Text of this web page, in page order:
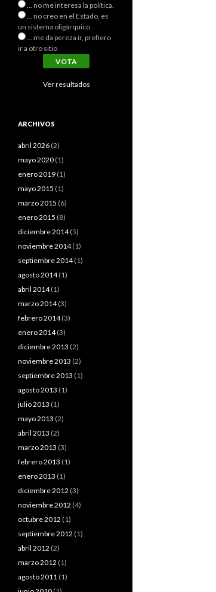
... no me interesa la política.
... no creo en el Estado, es
un sistema oligárquico.
... me da pereza ir, prefiero
ir a otro sitio
Ver resultados
ARCHIVOS
abril 2026 (2)
mayo 2020 (1)
enero 2019 (1)
mayo 2015 (1)
marzo 2015 (6)
enero 2015 (8)
diciembre 2014(5)
noviembre 2014(1)
septiembre 2014(1)
agosto 2014(1)
abril 2014(1)
marzo 2014(3)
febrero 2014(3)
enero 2014(3)
diciembre 2013 (2)
noviembre 2013 (2)
septiembre 2013 (1)
agosto 2013 (1)
julio 2013 (1)
mayo 2013 (2)
abril 2013 (2)
marzo 2013 (3)
febrero 2013 (1)
enero 2013 (1)
diciembre 2012 (3)
noviembre 2012 (4)
octubre 2012 (1)
septiembre 2012 (1)
abril 2012 (2)
marzo 2012 (1)
agosto 2011 (1)